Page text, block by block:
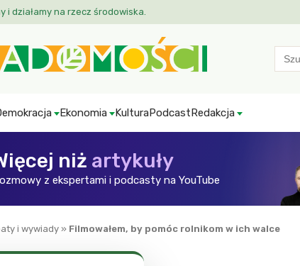
i działamy na rzecz środowiska.
for:
Ekonomia KulturaPodcastRedakcja
niż artykuły
z ekspertami i podcasty na YouTube
i wywiady» Filmowałem, by pomóc rolnikom w ich walce